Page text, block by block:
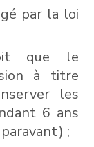
par la loi
que le
à titre
les
6 ans
;